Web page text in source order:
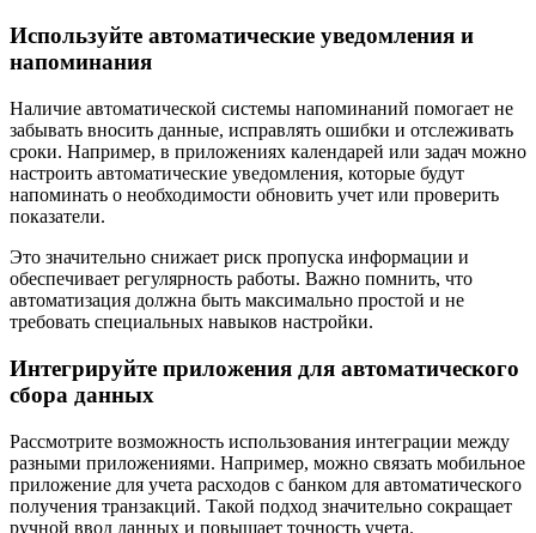
Используйте автоматические уведомления и
напоминания
Наличие автоматической системы напоминаний помогает не
забывать вносить данные, исправлять ошибки и отслеживать
сроки. Например, в приложениях календарей или задач можно
настроить автоматические уведомления, которые будут
напоминать о необходимости обновить учет или проверить
показатели.
Это значительно снижает риск пропуска информации и
обеспечивает регулярность работы. Важно помнить, что
автоматизация должна быть максимально простой и не
требовать специальных навыков настройки.
Интегрируйте приложения для автоматического
сбора данных
Рассмотрите возможность использования интеграции между
разными приложениями. Например, можно связать мобильное
приложение для учета расходов с банком для автоматического
получения транзакций. Такой подход значительно сокращает
ручной ввод данных и повышает точность учета.